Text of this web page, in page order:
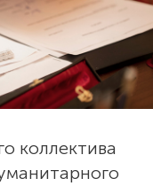
коллектива